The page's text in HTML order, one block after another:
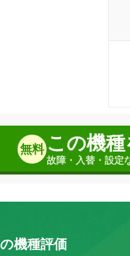
無料この機種
故障・入替・設定
機種評価